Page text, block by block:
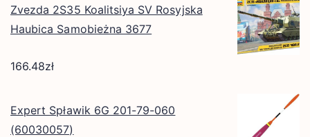
Zvezda 2S35 Koalitsiya SV Rosyjska
Haubica Samobieżna 3677
166.48zł
Expert Spławik 6G 201-79-060
(60030057)